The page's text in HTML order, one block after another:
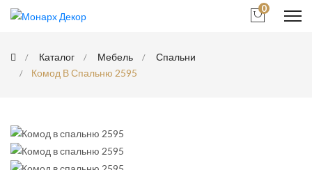
0
Каталог Мебель
Спальни
Комод В Спальню 2595